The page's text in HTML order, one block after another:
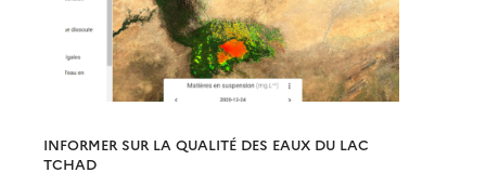
INFORMER SUR LA QUALITÉ DES EAUX DU LAC
TCHAD